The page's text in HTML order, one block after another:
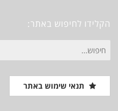
הקלידו לחיפוש באתר:
חיפוש
עבור:
תנאי שימוש באתר